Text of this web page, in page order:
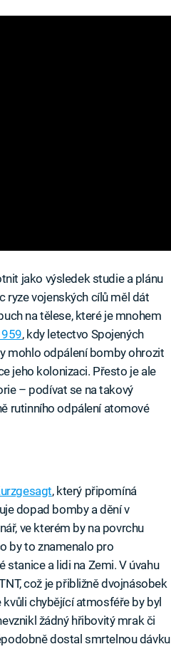
jako výsledek studie a plánu
ryze vojenských cílů měl dát
na tělese, které je mnohem
, kdy letectvo Spojených
mohlo odpálení bomby ohrozit
jeho kolonizaci. Přesto je ale
– podívat se na takový
rutinního odpálení atomové
, který připomíná
dopad bomby a dění v
ve kterém by na povrchu
by to znamenalo pro
stanice a lidi na Zemi. V úvahu
což je přibližně dvojnásobek
kvůli chybějící atmosféře by byl
žádný hřibovitý mrak či
dostal smrtelnou dávku